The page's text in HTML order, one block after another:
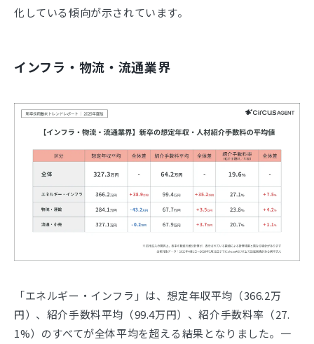
化している傾向が示されています。
インフラ・物流・流通業界
「エネルギー・インフラ」は、想定年収平均（366.2万
円）、紹介手数料平均（99.4万円）、紹介手数料率（27.
1%）のすべてが全体平均を超える結果となりました。一